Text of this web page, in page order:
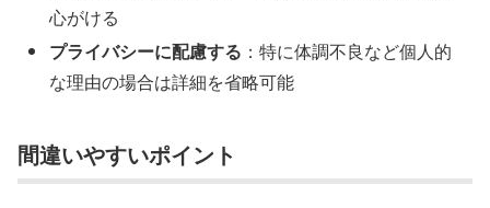
心がける
プライバシーに配慮する ：特に体調不良など個人的
な理由の場合は詳細を省略可能
間違いやすいポイント